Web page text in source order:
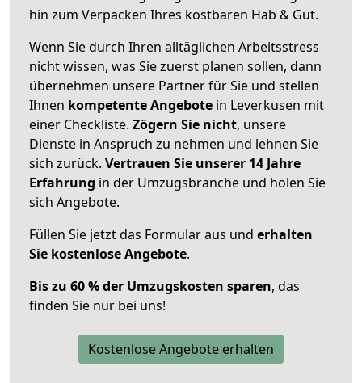
hin zum Verpacken Ihres kostbaren Hab & Gut.
Wenn Sie durch Ihren alltäglichen Arbeitsstress
nicht wissen, was Sie zuerst planen sollen, dann
übernehmen unsere Partner für Sie und stellen
Ihnen kompetente Angebote in Leverkusen mit
einer Checkliste. Zögern Sie nicht, unsere
Dienste in Anspruch zu nehmen und lehnen Sie
sich zurück. Vertrauen Sie unserer 14 Jahre
Erfahrung in der Umzugsbranche und holen Sie
sich Angebote.
Füllen Sie jetzt das Formular aus und erhalten
Sie kostenlose Angebote.
Bis zu 60 % der Umzugskosten sparen, das
finden Sie nur bei uns!
Kostenlose Angebote erhalten